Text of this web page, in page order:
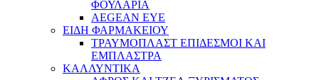
ΦΟΥΛΑΡΙΑ
AEGEAN EYE
ΕΙΔΗ ΦΑΡΜΑΚΕΙΟΥ
ΤΡΑΥΜΟΠΛΑΣΤ ΕΠΙΔΕΣΜΟΙ ΚΑΙ
ΕΜΠΛΑΣΤΡΑ
ΚΑΛΛΥΝΤΙΚΑ